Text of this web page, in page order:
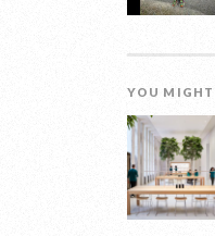
YOU MIGHT